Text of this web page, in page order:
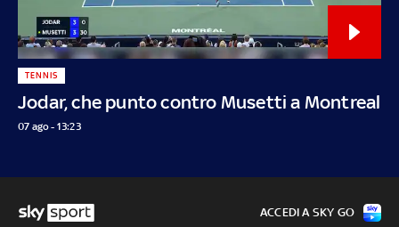
Jodar, che punto contro Musetti a Montreal
TENNIS
07 ago - 13:23
ACCEDI A SKY GO